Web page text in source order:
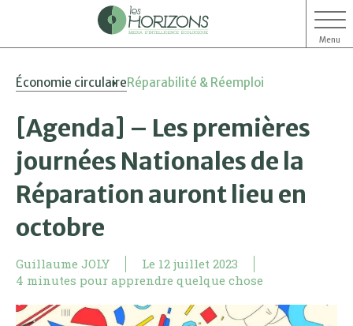
Menu
Économie circulaireRéparabilité & Réemploi
[Agenda] – Les premières
journées Nationales de la
Réparation auront lieu en
octobre
Guillaume JOLY Le 12 juillet 2023
4 minutes pour apprendre quelque chose